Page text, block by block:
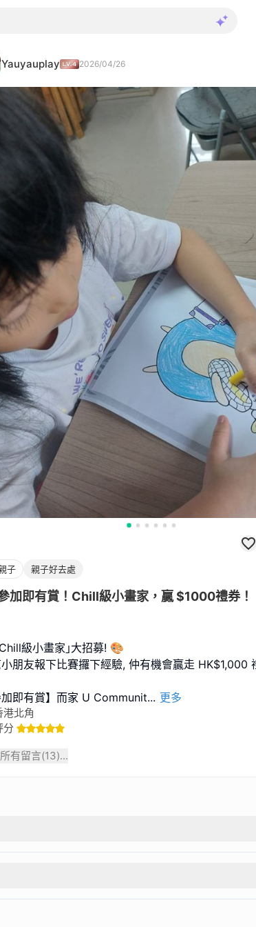
Yauyauplay 2026/04/26
子 親子好去處
加即有賞！Chill級小畫家，贏 $1000禮券！
級小畫家｣大招募! 🎨
朋友報下比賽攞下經驗, 仲有機會贏走 HK$1,000
加即有賞】而家 U Communit... 更多
港北角
分
有留言(13)...